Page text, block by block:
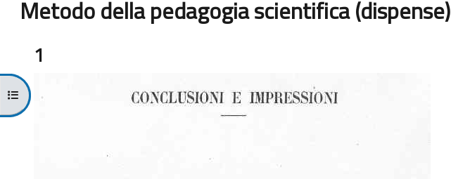
Apri indice del corso
Metodo della pedagogia scientifica (dispense)
1